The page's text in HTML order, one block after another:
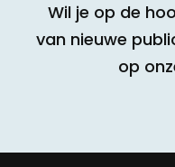
Wil je op de
van nieuwe
op